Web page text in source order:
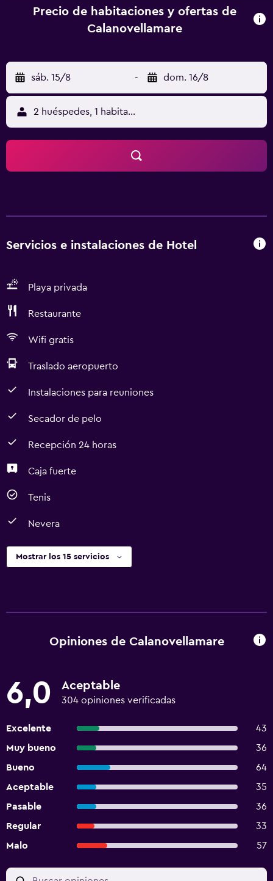
Precio de habitaciones y ofertas de
Calanovellamare
sáb. 15/8 - dom. 16/8
2 huéspedes, 1 habitación
Servicios e instalaciones de Hotel
Playa privada
Restaurante
Wifi gratis
Traslado aeropuerto
Instalaciones para reuniones
Secador de pelo
Recepción 24 horas
Caja fuerte
Tenis
Nevera
Mostrar los 15 servicios
Opiniones de Calanovellamare
6,0 Aceptable
304 opiniones verificadas
Excelente
43
Muy bueno
36
Bueno
64
Aceptable
35
Pasable
36
Regular
33
Malo
57